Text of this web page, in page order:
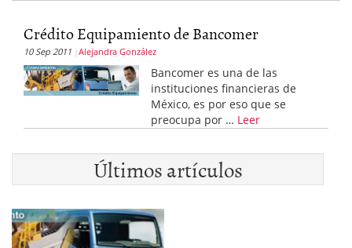
Crédito Equipamiento de Bancomer
10 Sep 2011 Alejandra González
Bancomer es una de las
instituciones financieras de
México, es por eso que se
preocupa por … Leer
Últimos artículos